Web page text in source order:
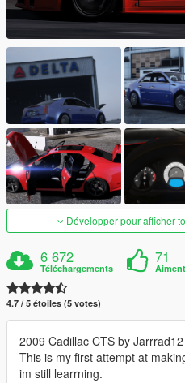
Développer pour afficher
6 672
Téléchargements
71
Aiment
4.7 / 5 étoiles (5 votes)
2009 Cadillac CTS by Jarrrad12
This is my first attempt at
im still learrning.